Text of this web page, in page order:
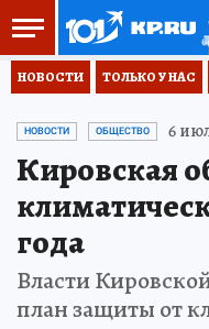
НОВОСТИ ТОЛЬКО У НАС
НОВОСТИ ОБЩЕСТВО 6
Кировская
года
Власти
план защиты от